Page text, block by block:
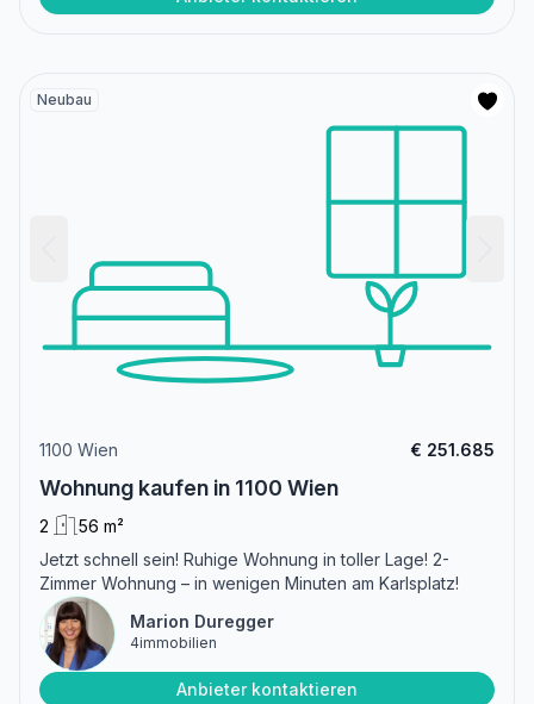
Neubau
1100 Wien € 251.685
Wohnung kaufen in 1100 Wien
2
56 m²
Jetzt schnell sein! Ruhige Wohnung in toller Lage! 2-
Zimmer Wohnung – in wenigen Minuten am Karlsplatz!
Marion Duregger
4immobilien
Anbieter kontaktieren